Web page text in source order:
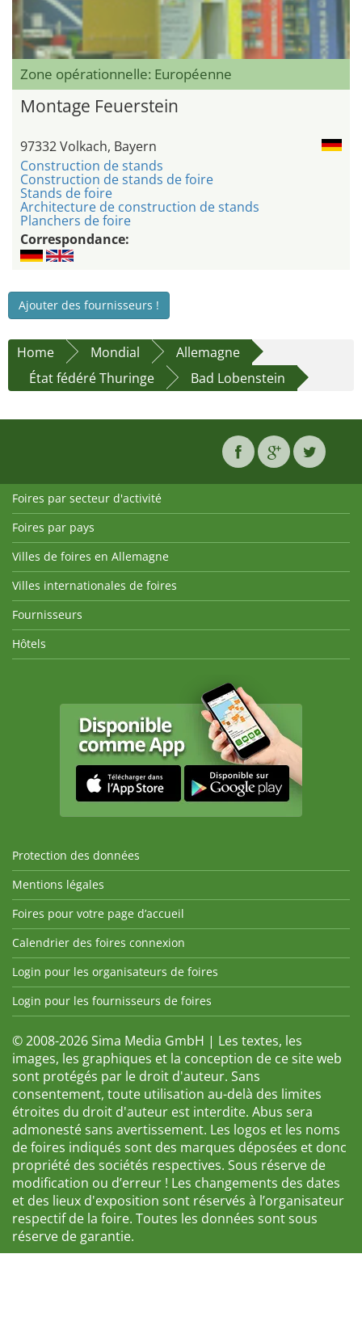
Zone opérationnelle: Européenne
Montage Feuerstein
97332 Volkach, Bayern
Construction de stands
Construction de stands de foire
Stands de foire
Architecture de construction de stands
Planchers de foire
Correspondance:
Ajouter des fournisseurs !
Home Mondial
Allemagne
État fédéré Thuringe
Bad Lobenstein
Foires par secteur d'activité
Foires par pays
Villes de foires en Allemagne
Villes internationales de foires
Fournisseurs
Hôtels
Protection des données
Mentions légales
Foires pour votre page d’accueil
Calendrier des foires connexion
Login pour les organisateurs de foires
Login pour les fournisseurs de foires
© 2008-2026 Sima Media GmbH | Les textes, les
images, les graphiques et la conception de ce site web
sont protégés par le droit d'auteur. Sans
consentement, toute utilisation au-delà des limites
étroites du droit d'auteur est interdite. Abus sera
admonesté sans avertissement. Les logos et les noms
de foires indiqués sont des marques déposées et donc
propriété des sociétés respectives. Sous réserve de
modification ou d’erreur ! Les changements des dates
et des lieux d'exposition sont réservés à l’organisateur
respectif de la foire. Toutes les données sont sous
réserve de garantie.